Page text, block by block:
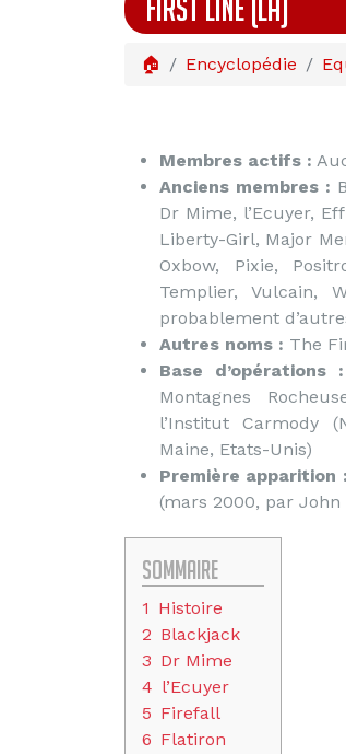
FIRST LINE (LA)
🏠 Encyclopédie
Membres actifs :
Anciens membres :
Dr Mime, l’Ecuyer,
Liberty-Girl, Major
Oxbow, Pixie,
Templier, Vulcain,
probablement
Autres noms : The
Base d’opérations :
Montagnes
l’Institut Carmody
Maine, Etats-Unis)
Première apparition :
(mars 2000, par John
Sommaire
1 Histoire
2 Blackjack
3 Dr Mime
4 l’Ecuyer
5 Firefall
6 Flatiron